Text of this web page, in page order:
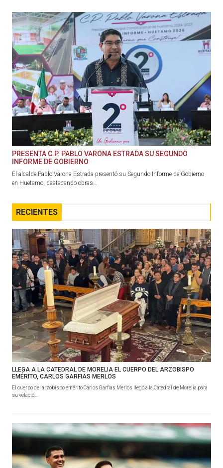
PRESENTA C.P. PABLO VARONA ESTRADA SU SEGUNDO
INFORME DE GOBIERNO
El alcalde Pablo Varona Estrada presentó su Segundo Informe de Gobierno
en Huetamo, destacando obras...
RECIENTES
LLEGA A LA CATEDRAL DE MORELIA EL CUERPO DEL ARZOBISPO
EMÉRITO, CARLOS GARFIAS MERLOS
El cuerpo del arzobispo emérito Carlos Garfias Merlos llegó a la Catedral de Morelia para
su velació...